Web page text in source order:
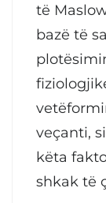
të
bazë të
veçanti,
këta
shkak të